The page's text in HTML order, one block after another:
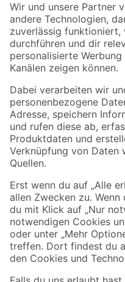
Der toom Newsletter: Keine
Zur Newsletter
Folge uns
Zahlungsarten
Sicher einkaufen
Jetzt die toom-App